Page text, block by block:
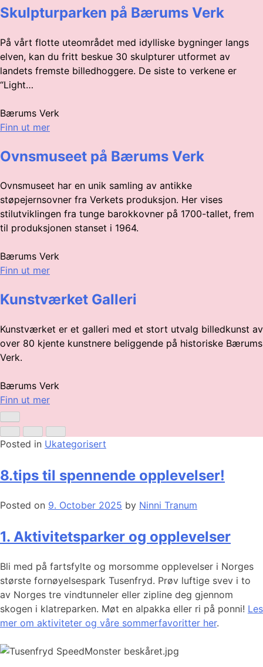
Skulpturparken på Bærums Verk
På vårt flotte uteområdet med idylliske bygninger langs
elven, kan du fritt beskue 30 skulpturer utformet av
landets fremste billedhoggere. De siste to verkene er
“Light…
Bærums Verk
Finn ut mer
Ovnsmuseet på Bærums Verk
Ovnsmuseet har en unik samling av antikke
støpejernsovner fra Verkets produksjon. Her vises
stilutviklingen fra tunge barokkovner på 1700-tallet, frem
til produksjonen stanset i 1964.
Bærums Verk
Finn ut mer
Kunstværket Galleri
Kunstværket er et galleri med et stort utvalg billedkunst av
over 80 kjente kunstnere beliggende på historiske Bærums
Verk.
Bærums Verk
Finn ut mer
Posted in Ukategorisert
8.tips til spennende opplevelser!
Posted on 9. October 2025 by Ninni Tranum
1. Aktivitetsparker og opplevelser
Bli med på fartsfylte og morsomme opplevelser i Norges
største fornøyelsespark Tusenfryd. Prøv luftige svev i to
av Norges tre vindtunneler eller zipline deg gjennom
skogen i klatreparken. Møt en alpakka eller ri på ponni! Les
mer om aktiviteter og våre sommerfavoritter her.